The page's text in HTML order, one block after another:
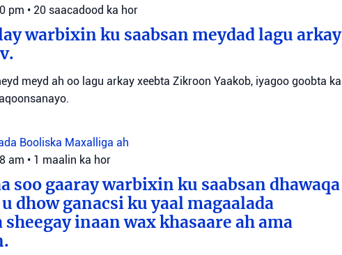
pm • 20 saacadood ka hor
warbixin ku saabsan meydad lagu arkay
meyd ah oo lagu arkay xeebta Zikroon Yaakob, iyagoo goobta ka
Booliska Maxalliga ah
am • 1 maalin ka hor
soo gaaray warbixin ku saabsan dhawaqa
dhow ganacsi ku yaal magaalada
inaan wax khasaare ah ama